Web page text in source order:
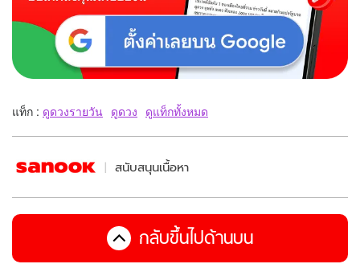
แท็ก : ดูดวงรายวัน ดูดวง ดูแท็กทั้งหมด
สนับสนุนเนื้อหา
กลับขึ้นไปด้านบน